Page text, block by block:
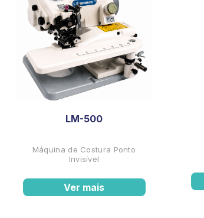
LM-500
Máquina de Costura Ponto
Invisível
Ver mais